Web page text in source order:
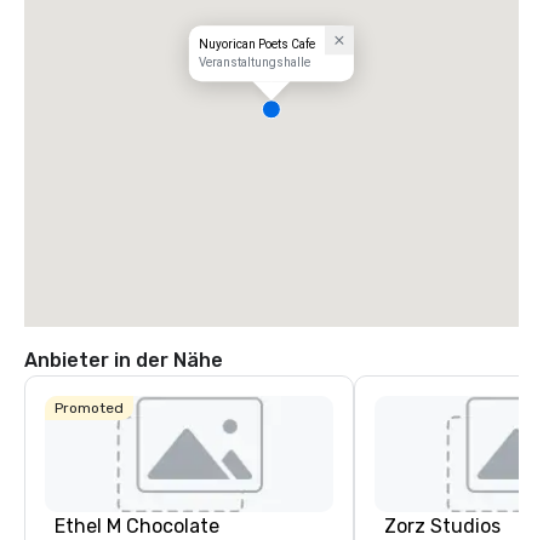
Nuyorican Poets Cafe
Veranstaltungshalle
Anbieter in der Nähe
Promoted
Ethel M Chocolate Zorz Studios